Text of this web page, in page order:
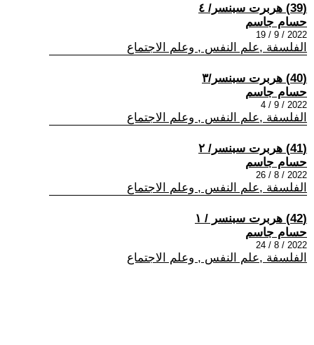
(39) هربرت سبنسر/ ٤
حسام جاسم
2022 / 9 / 19
الفلسفة ,علم النفس , وعلم الاجتماع
(40) هربرت سبنسر/٣
حسام جاسم
2022 / 9 / 4
الفلسفة ,علم النفس , وعلم الاجتماع
(41) هربرت سبنسر/ ٢
حسام جاسم
2022 / 8 / 26
الفلسفة ,علم النفس , وعلم الاجتماع
(42) هربرت سبنسر / ١
حسام جاسم
2022 / 8 / 24
الفلسفة ,علم النفس , وعلم الاجتماع